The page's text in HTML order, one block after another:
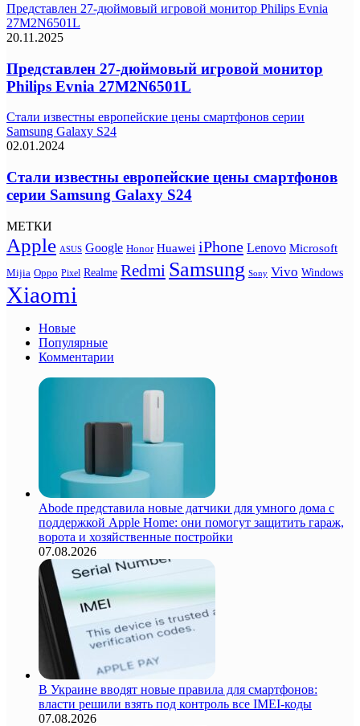
Представлен 27-дюймовый игровой монитор Philips Evnia
27M2N6501L
20.11.2025
Представлен 27-дюймовый игровой монитор
Philips Evnia 27M2N6501L
Стали известны европейские цены смартфонов серии
Samsung Galaxy S24
02.01.2024
Стали известны европейские цены смартфонов
серии Samsung Galaxy S24
МЕТКИ
Apple ASUS Google Honor Huawei iPhone Lenovo Microsoft
Mijia Oppo Pixel Realme Redmi Samsung Sony Vivo Windows
Xiaomi
Новые
Популярные
Комментарии
Abode представила новые датчики для умного дома с
поддержкой Apple Home: они помогут защитить гараж,
ворота и хозяйственные постройки
07.08.2026
В Украине вводят новые правила для смартфонов:
власти решили взять под контроль все IMEI-коды
07.08.2026